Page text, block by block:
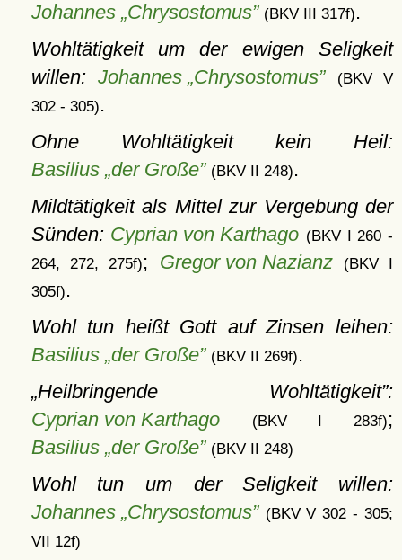
Johannes „Chrysostomus” (BKV III 317f).
Wohltätigkeit um der ewigen Seligkeit
willen:Johannes „Chrysostomus”
(BKV V
302 - 305).
Ohne Wohltätigkeit kein Heil:
Basilius „der Große” (BKV II 248).
Mildtätigkeit als Mittel zur Vergebung der
Sünden: Cyprian von Karthago (BKV I 260 -
264, 272, 275f); Gregor von Nazianz
(BKV I
305f).
Wohl tun heißt Gott auf Zinsen leihen:
Basilius „der Große” (BKV II 269f).
Heilbringende Wohltätigkeit :
Cyprian von Karthago
(BKV I 283f);
Basilius „der Große” (BKV II 248)
Wohl tun um der Seligkeit willen:
Johannes „Chrysostomus” (BKV V 302 - 305;
VII 12f)